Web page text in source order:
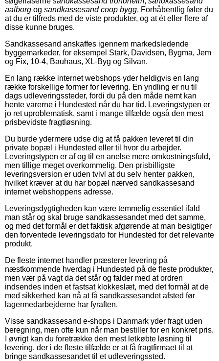
aalborg og sandkassesand coop bygg. Forhåbentlig føler du
at du er tilfreds med de viste produkter, og at ét eller flere af
disse kunne bruges.
Sandkassesand anskaffes igennem markedsledende
byggemarkeder, for eksempel Stark, Davidsen, Bygma, Jem
og Fix, 10-4, Bauhaus, XL-Byg og Silvan.
En lang række internet webshops yder heldigvis en lang
række forskellige former for levering. En yndling er nu til
dags udleveringssteder, fordi du på den måde nemt kan
hente varerne i Hundested når du har tid. Leveringstypen er
jo ret uproblematisk, samt i mange tilfælde også den mest
prisbevidste fragtløsning.
Du burde ydermere udse dig at få pakken leveret til din
private bopæl i Hundested eller til hvor du arbejder.
Leveringstypen er af og til en anelse mere omkostningsfuld,
men tillige meget overkommelig. Den prisbilligste
leveringsversion er uden tvivl at du selv henter pakken,
hvilket kræver at du har bopæl nærved sandkassesand
internet webshoppens adresse.
Leveringsdygtigheden kan være temmelig essentiel ifald
man står og skal bruge sandkassesandet med det samme,
og med det formål er det faktisk afgørende at man besigtiger
den forventede leveringsdato for Hundested for det relevante
produkt.
De fleste internet handler præsterer levering på
næstkommende hverdag i Hundested på de fleste produkter,
men vær på vagt da det står og falder med at ordren
indsendes inden et fastsat klokkeslæt, med det formål at de
med sikkerhed kan nå at få sandkassesandet afsted før
lagermedarbejderne har fyraften.
Visse sandkassesand e-shops i Danmark yder fragt uden
beregning, men ofte kun når man bestiller for en konkret pris.
I øvrigt kan du foretrække den mest letkøbte løsning til
levering, der i de fleste tilfælde er at få fragtfirmaet til at
bringe sandkassesandet til et udleveringssted.